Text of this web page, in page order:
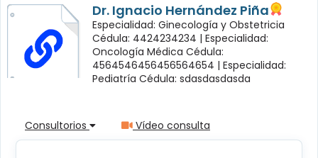
Dr. Ignacio Hernández Piña
Especialidad: Ginecología y Obstetricia
Cédula: 4424234234 | Especialidad:
Oncología Médica Cédula:
4564546456456564654 | Especialidad:
Pediatría Cédula: sdasdasdasda
Consultorios Vídeo consulta